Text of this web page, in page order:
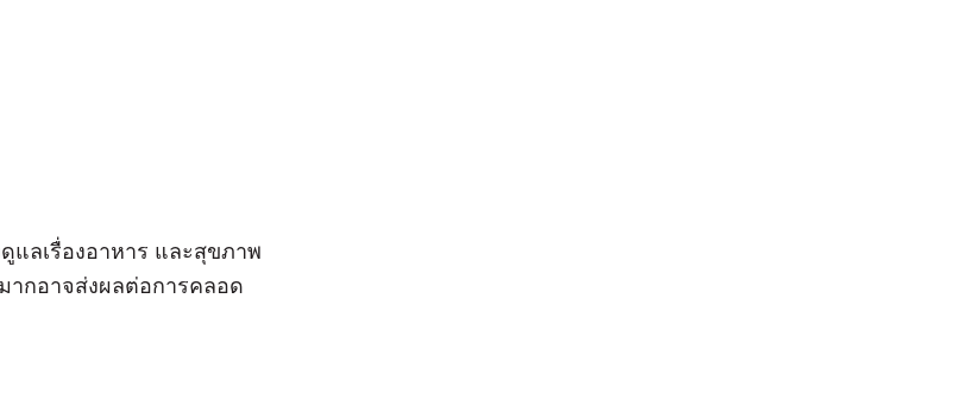
ลเรื่องอาหาร และสุขภาพ
กอาจส่งผลต่อการคลอด